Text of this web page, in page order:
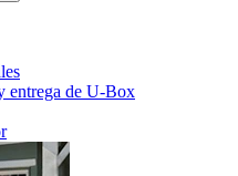
entrega de U-Box